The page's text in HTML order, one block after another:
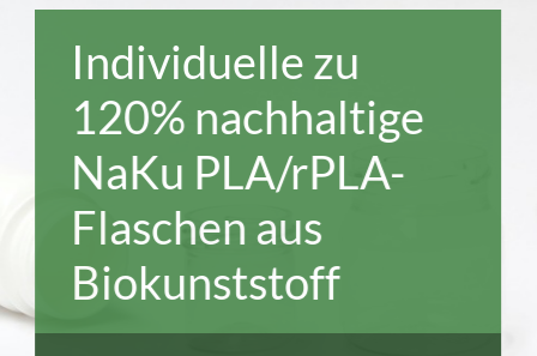
Individuelle zu
120% nachhaltige
NaKu PLA/rPLA-
Flaschen aus
Biokunststoff